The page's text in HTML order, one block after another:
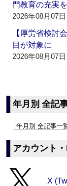
門教育の充実を
2026年08月07
【厚労省検討
目が対象に
2026年08月07
年月別 全記
アカウント
X